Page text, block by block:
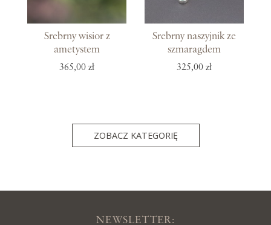
Srebrny wisior z
ametystem
365,00 zł
Srebrny naszyjnik ze
szmaragdem
325,00 zł
ZOBACZ KATEGORIĘ
NEWSLETTER: